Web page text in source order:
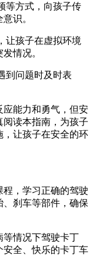
等方式，向孩子传
识。
让孩子在虚拟环境
情况。
到问题时及时表
应能力和勇气，但安
读本指南，为孩子
，让孩子在安全的环
，学习正确的驾驶
刹车等部件，确保
等情况下驾驶卡丁
安全、快乐的卡丁车